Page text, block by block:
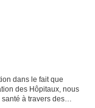
dans le fait que
des Hôpitaux, nous
à travers des